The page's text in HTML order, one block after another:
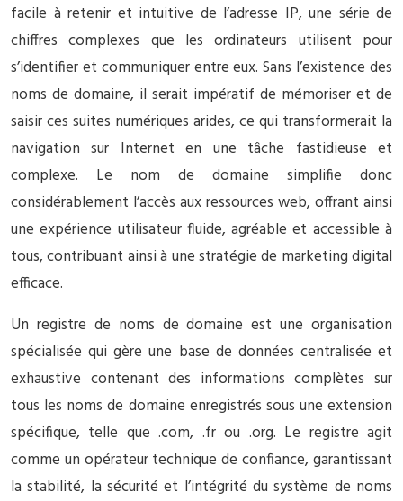
facile à retenir et intuitive de l’adresse IP, une série de
chiffres complexes que les ordinateurs utilisent pour
s’identifier et communiquer entre eux. Sans l’existence des
noms de domaine, il serait impératif de mémoriser et de
saisir ces suites numériques arides, ce qui transformerait la
navigation sur Internet en une tâche fastidieuse et
complexe. Le nom de domaine simplifie donc
considérablement l’accès aux ressources web, offrant ainsi
une expérience utilisateur fluide, agréable et accessible à
tous, contribuant ainsi à une stratégie de marketing digital
efficace.
Un registre de noms de domaine est une organisation
spécialisée qui gère une base de données centralisée et
exhaustive contenant des informations complètes sur
tous les noms de domaine enregistrés sous une extension
spécifique, telle que .com, .fr ou .org. Le registre agit
comme un opérateur technique de confiance, garantissant
la stabilité, la sécurité et l’intégrité du système de noms